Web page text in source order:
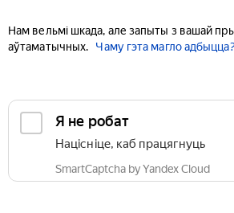
Нам вельмі шкада, але запыты з вашай
аўтаматычных.
Чаму гэта магло
Я не робат
Націсніце, каб працягнуць
SmartCaptcha by Yandex Cloud